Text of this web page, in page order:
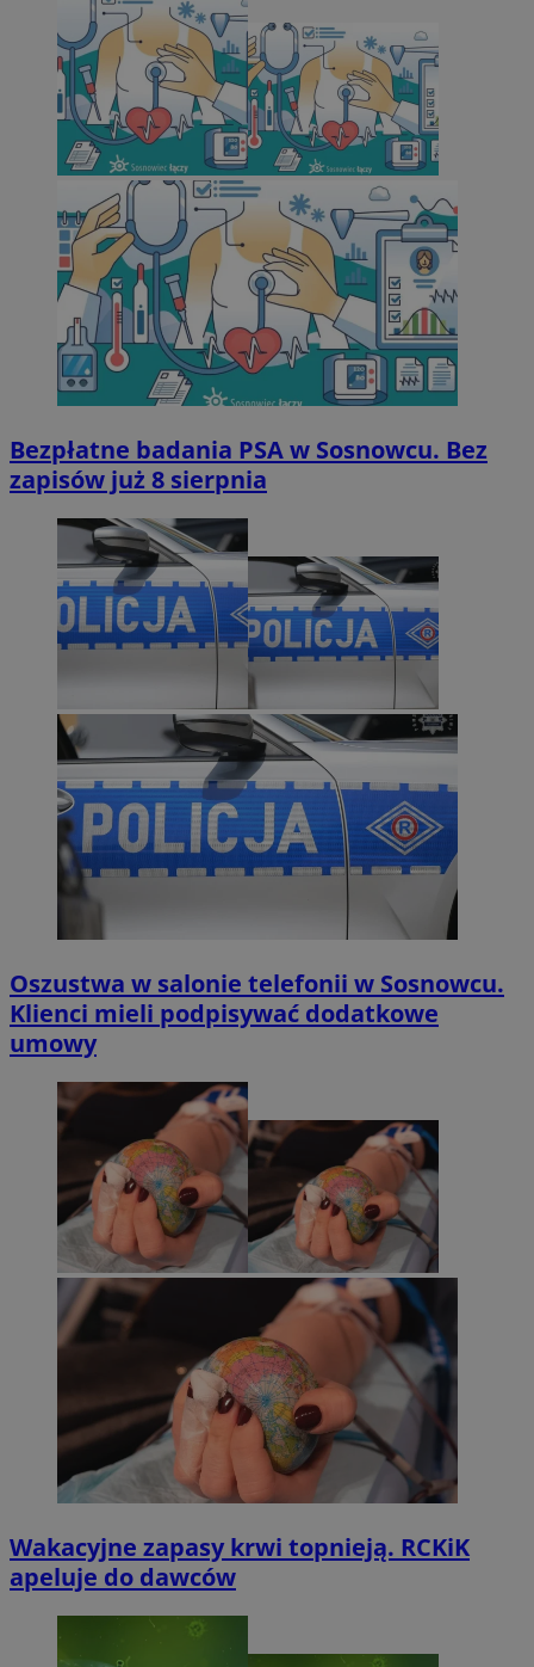
Bezpłatne badania PSA w Sosnowcu. Bez
zapisów już 8 sierpnia
Oszustwa w salonie telefonii w Sosnowcu.
Klienci mieli podpisywać dodatkowe
umowy
Wakacyjne zapasy krwi topnieją. RCKiK
apeluje do dawców